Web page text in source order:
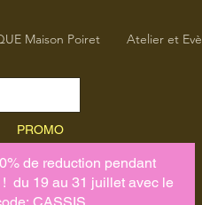
Maison Poiret Atelier et
PROMO